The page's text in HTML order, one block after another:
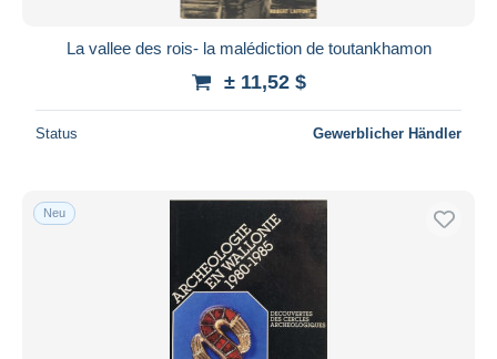
La vallee des rois- la malédiction de toutankhamon
± 11,52 $
Status Gewerblicher Händler
Neu